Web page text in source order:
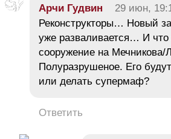
Арчи Гудвин 29 июн,
Реконструкторы… Новый
уже разваливается… И что
сооружение на Мечникова/
Полуразрушеное. Его
или делать супермаф?
Ответить